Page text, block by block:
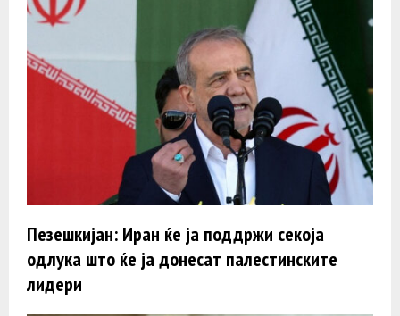
Пезешкијан: Иран ќе ја поддржи секоја
одлука што ќе ја донесат палестинските
лидери